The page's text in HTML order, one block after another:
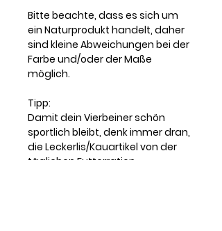
Bitte beachte, dass es sich um
ein Naturprodukt handelt, daher
sind kleine Abweichungen bei der
Farbe und/oder der Maße
möglich.
Tipp:
Damit dein Vierbeiner schön
sportlich bleibt, denk immer dran,
die Leckerlis/Kauartikel von der
täglichen Futterration